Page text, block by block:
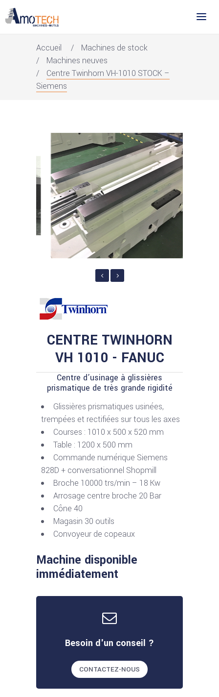
Accueil
Machines de stock
Machines neuves
Centre Twinhorn VH-1010 STOCK –
Siemens
CENTRE TWINHORN
VH 1010 - FANUC
Centre d’usinage à glissières
prismatique de très grande rigidité
Glissières prismatiques usinées,
trempées et rectifiées sur tous les axes
Courses : 1010 x 500 x 520 mm
Table : 1200 x 500 mm
Commande numérique Siemens
828D + conversationnel Shopmill
Broche 10000 trs/min – 18 Kw
Arrosage centre broche 20 Bar
Cône 40
Magasin 30 outils
Convoyeur de copeaux
Machine disponible
immédiatement
Besoin d'un conseil ?
CONTACTEZ-NOUS